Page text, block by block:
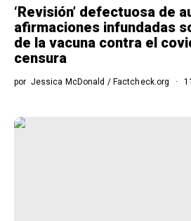
‘Revisión’ defectuosa de
afirmaciones infundadas
de la vacuna contra el
censura
por Jessica McDonald / Factcheck.org